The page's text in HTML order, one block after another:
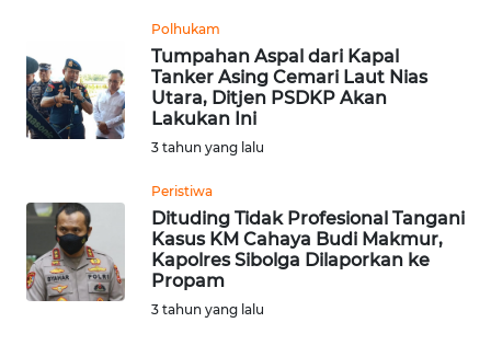
Polhukam
Tumpahan Aspal dari Kapal
Tanker Asing Cemari Laut Nias
Utara, Ditjen PSDKP Akan
Lakukan Ini
3 tahun yang lalu
Peristiwa
Dituding Tidak Profesional Tangani
Kasus KM Cahaya Budi Makmur,
Kapolres Sibolga Dilaporkan ke
Propam
3 tahun yang lalu
WN
NIAS
WN
TAPANULI
SELATAN